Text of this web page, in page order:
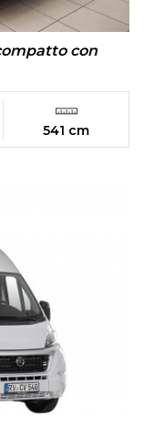
con
541 cm